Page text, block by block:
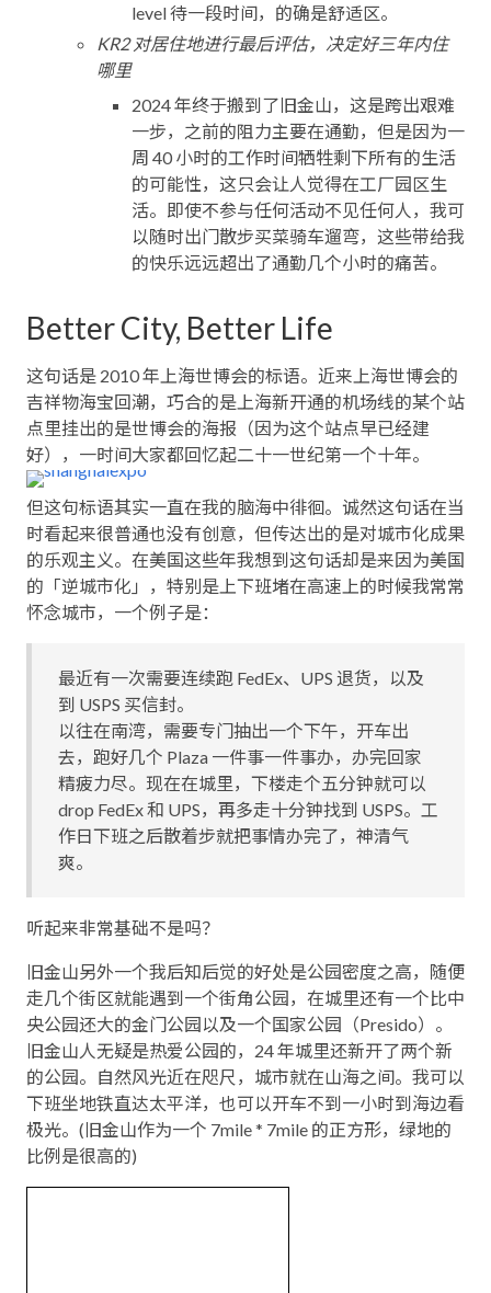
level 待一段时间，的确是舒适区。
KR2 对居住地进行最后评估，决定好三年内住
哪里
2024 年终于搬到了旧金山，这是跨出艰难
一步，之前的阻力主要在通勤，但是因为一
周 40 小时的工作时间牺牲剩下所有的生活
的可能性，这只会让人觉得在工厂园区生
活。即使不参与任何活动不见任何人，我可
以随时出门散步买菜骑车遛弯，这些带给我
的快乐远远超出了通勤几个小时的痛苦。
Better City, Better Life
这句话是 2010 年上海世博会的标语。近来上海世博会的
吉祥物海宝回潮，巧合的是上海新开通的机场线的某个站
点里挂出的是世博会的海报（因为这个站点早已经建
好），一时间大家都回忆起二十一世纪第一个十年。
但这句标语其实一直在我的脑海中徘徊。诚然这句话在当
时看起来很普通也没有创意，但传达出的是对城市化成果
的乐观主义。在美国这些年我想到这句话却是来因为美国
的「逆城市化」，特别是上下班堵在高速上的时候我常常
怀念城市，一个例子是：
最近有一次需要连续跑 FedEx、UPS 退货，以及
到 USPS 买信封。
以往在南湾，需要专门抽出一个下午，开车出
去，跑好几个 Plaza 一件事一件事办，办完回家
精疲力尽。现在在城里，下楼走个五分钟就可以
drop FedEx 和 UPS，再多走十分钟找到 USPS。工
作日下班之后散着步就把事情办完了，神清气
爽。
听起来非常基础不是吗？
旧金山另外一个我后知后觉的好处是公园密度之高，随便
走几个街区就能遇到一个街角公园，在城里还有一个比中
央公园还大的金门公园以及一个国家公园（Presido）。
旧金山人无疑是热爱公园的，24 年城里还新开了两个新
的公园。自然风光近在咫尺，城市就在山海之间。我可以
下班坐地铁直达太平洋，也可以开车不到一小时到海边看
极光。(旧金山作为一个 7mile * 7mile 的正方形，绿地的
比例是很高的)